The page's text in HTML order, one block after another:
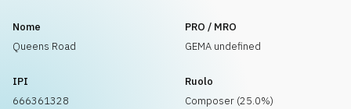
Nome
Queens Road
PRO / MRO
GEMA undefined
IPI
666361328
Ruolo
Composer (25.0%)